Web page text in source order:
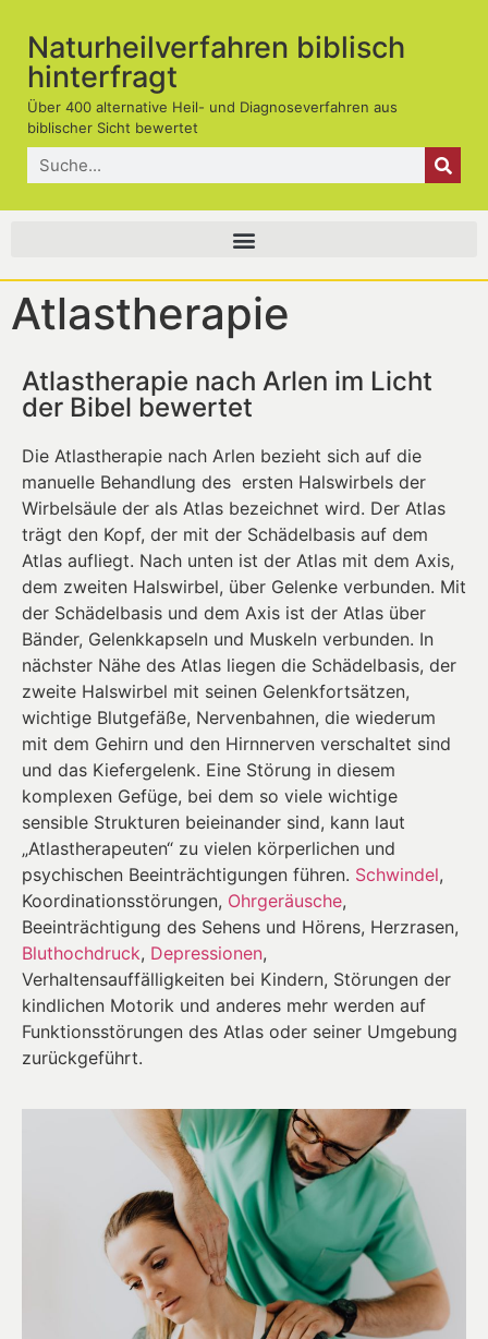
Naturheilverfahren biblisch
hinterfragt
Über 400 alternative Heil- und Diagnoseverfahren aus
biblischer Sicht bewertet
Atlastherapie
Atlastherapie nach Arlen im Licht
der Bibel bewertet
Die Atlastherapie nach Arlen bezieht sich auf die
manuelle Behandlung des ersten Halswirbels der
Wirbelsäule der als Atlas bezeichnet wird. Der Atlas
trägt den Kopf, der mit der Schädelbasis auf dem
Atlas aufliegt. Nach unten ist der Atlas mit dem Axis,
dem zweiten Halswirbel, über Gelenke verbunden. Mit
der Schädelbasis und dem Axis ist der Atlas über
Bänder, Gelenkkapseln und Muskeln verbunden. In
nächster Nähe des Atlas liegen die Schädelbasis, der
zweite Halswirbel mit seinen Gelenkfortsätzen,
wichtige Blutgefäße, Nervenbahnen, die wiederum
mit dem Gehirn und den Hirnnerven verschaltet sind
und das Kiefergelenk. Eine Störung in diesem
komplexen Gefüge, bei dem so viele wichtige
sensible Strukturen beieinander sind, kann laut
„Atlastherapeuten“ zu vielen körperlichen und
psychischen Beeinträchtigungen führen. Schwindel,
Koordinationsstörungen, Ohrgeräusche,
Beeinträchtigung des Sehens und Hörens, Herzrasen,
Bluthochdruck, Depressionen,
Verhaltensauffälligkeiten bei Kindern, Störungen der
kindlichen Motorik und anderes mehr werden auf
Funktionsstörungen des Atlas oder seiner Umgebung
zurückgeführt.